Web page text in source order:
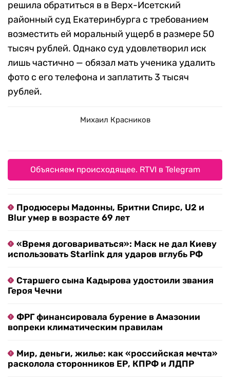
решила обратиться в в Верх-Исетский
районный суд Екатеринбурга с требованием
возместить ей моральный ущерб в размере 50
тысяч рублей. Однако суд удовлетворил иск
лишь частично — обязал мать ученика удалить
фото с его телефона и заплатить 3 тысяч
рублей.
Михаил Красников
Объясняем происходящее. RTVI в Telegram
Продюсеры Мадонны, Бритни Спирс, U2 и
Blur умер в возрасте 69 лет
«Время договариваться»: Маск не дал Киеву
использовать Starlink для ударов вглубь РФ
Старшего сына Кадырова удостоили звания
Героя Чечни
ФРГ финансировала бурение в Амазонии
вопреки климатическим правилам
Мир, деньги, жилье: как «российская мечта»
расколола сторонников ЕР, КПРФ и ЛДПР